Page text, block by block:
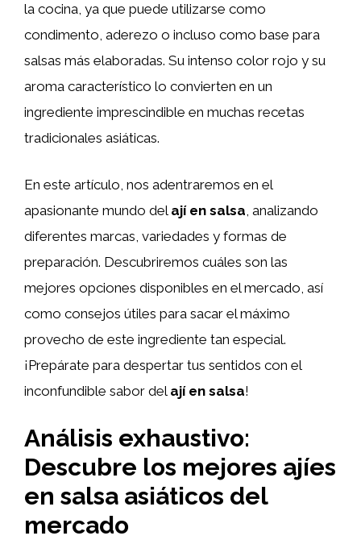
la cocina, ya que puede utilizarse como
condimento, aderezo o incluso como base para
salsas más elaboradas. Su intenso color rojo y su
aroma característico lo convierten en un
ingrediente imprescindible en muchas recetas
tradicionales asiáticas.
En este artículo, nos adentraremos en el
apasionante mundo del ají en salsa , analizando
diferentes marcas, variedades y formas de
preparación. Descubriremos cuáles son las
mejores opciones disponibles en el mercado, así
como consejos útiles para sacar el máximo
provecho de este ingrediente tan especial.
¡Prepárate para despertar tus sentidos con el
inconfundible sabor del ají en salsa!
Análisis exhaustivo:
Descubre los mejores ajíes
en salsa asiáticos del
mercado